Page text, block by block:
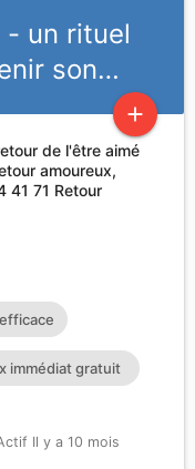
- un rituel
son…
add
de l'être aimé
amoureux,
41 71 Retour
immédiat gratuit
Il y a 10 mois